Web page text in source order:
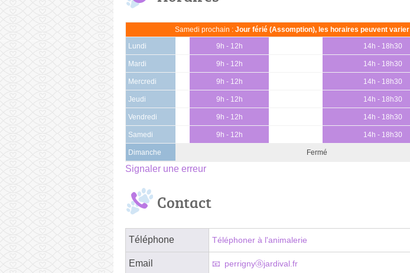
Samedi prochain : Jour férié (Assomption), les horaires peuvent varier
Lundi 9h - 12h 14h - 18h30
Mardi 9h - 12h 14h - 18h30
Mercredi 9h - 12h 14h - 18h30
Jeudi 9h - 12h 14h - 18h30
Vendredi 9h - 12h 14h - 18h30
Samedi 9h - 12h 14h - 18h30
Dimanche Fermé
Signaler une erreur
Contact
Téléphone Téléphoner à l'animalerie
Email perrignyⓐjardival.fr